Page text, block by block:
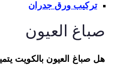
تركيب ورق جدران
العيون
صباغ العيون بالكويت